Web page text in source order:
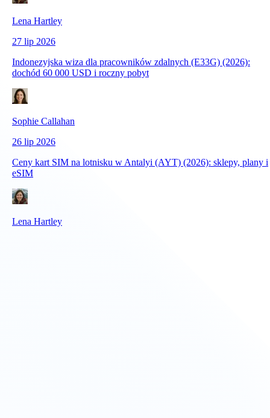
Lena Hartley
27 lip 2026
Indonezyjska wiza dla pracowników zdalnych (E33G) (2026):
dochód 60 000 USD i roczny pobyt
Sophie Callahan
26 lip 2026
Ceny kart SIM na lotnisku w Antalyi (AYT) (2026): sklepy, plany i
eSIM
Lena Hartley